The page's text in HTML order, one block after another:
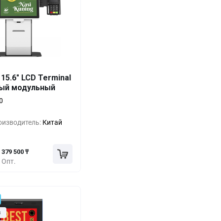
LCD Terminal
модульный
Китай
Опт.
379 500 ₸
0% 550 275 ₸
-20% 436 425 ₸